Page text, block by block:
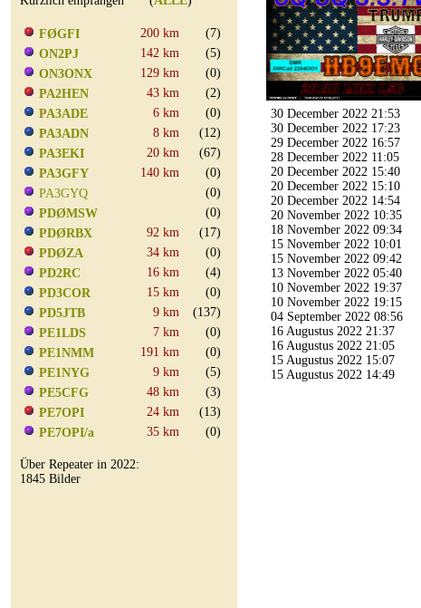
FØGFI 200 km
(7)
ON2PJ
142 km
(5)
ON3ONX
129 km
(0)
PA2HEN
43 km
(2)
PA3ADE
6 km
(0)
PA3ADN
8 km
(12)
PA3EKI
20 km
(67)
PA3GFY
140 km
(0)
PA3GYQ
(0)
PDØMSW
(0)
PDØRBX
92 km
(17)
PDØZA
34 km
(0)
PD2RC
16 km
(4)
PD3COR
15 km
(0)
PD5JTB
9 km
(137)
PE1LDS
7 km
(0)
PE1NMM
191 km
(0)
PE1NYG
9 km
(5)
PE5CFG
48 km
(3)
PE7OPI
24 km
(13)
PE7OPI/a
35 km (0)
Über Repeater in 2022:
1845 Bilder
30 December 2022 21:53
30 December 2022 17:23
29 December 2022 16:57
28 December 2022 11:05
20 December 2022 15:40
20 December 2022 15:10
20 December 2022 14:54
20 November 2022 10:35
18 November 2022 09:34
15 November 2022 10:01
15 November 2022 09:42
13 November 2022 05:40
10 November 2022 19:37
10 November 2022 19:15
04 September 2022 08:56
16 Augustus 2022 21:37
16 Augustus 2022 21:05
15 Augustus 2022 15:07
15 Augustus 2022 14:49